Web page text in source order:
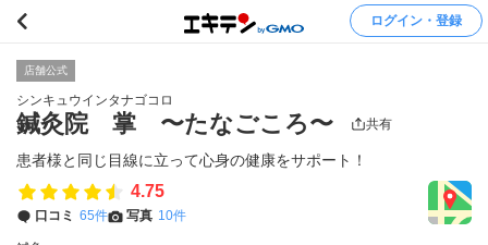
ログイン・登録
店舗公式
シンキュウインタナゴコロ
鍼灸院 掌 〜たなごころ〜 共有
患者様と同じ目線に立って心身の健康をサポート！
4.75
口コミ 65件 写真 10件